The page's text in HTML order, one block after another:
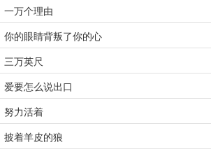
一万个理由
你的眼睛背叛了你的心
三万英尺
爱要怎么说出口
努力活着
披着羊皮的狼